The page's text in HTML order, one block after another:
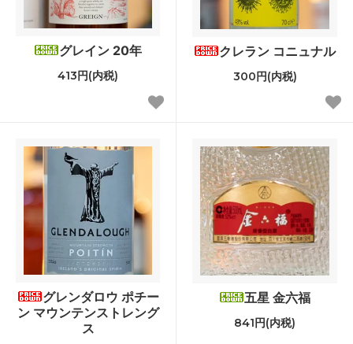
グレイン 20年
413円(内税)
クレラン コニュナル
300円(内税)
グレンダロウ ポチー
ン マウンテンストレング
ス
五星 金六福
841円(内税)